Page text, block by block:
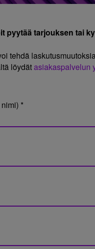
pyytää tarjouksen tai
tehdä
löydätasiakaspalvelun
*